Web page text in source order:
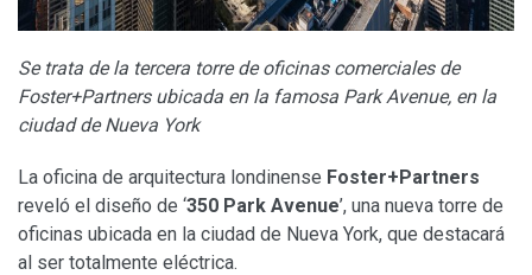
Se trata de la tercera torre de oficinas comerciales de
Foster+Partners ubicada en la famosa Park Avenue, en la
ciudad de Nueva York
La oficina de arquitectura londinense Foster+Partners
reveló el diseño de ‘350 Park Avenue’, una nueva torre de
oficinas ubicada en la ciudad de Nueva York, que destacará
al ser totalmente eléctrica.